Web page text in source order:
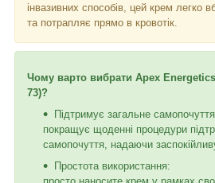
інвазивних способів, цей крем легко
та потрапляє прямо в кровотік.
Чому варто вибрати Apex
73)?
Підтримує загальне
покращує щоденні процедури
самопочуття, надаючи
Простота використання: